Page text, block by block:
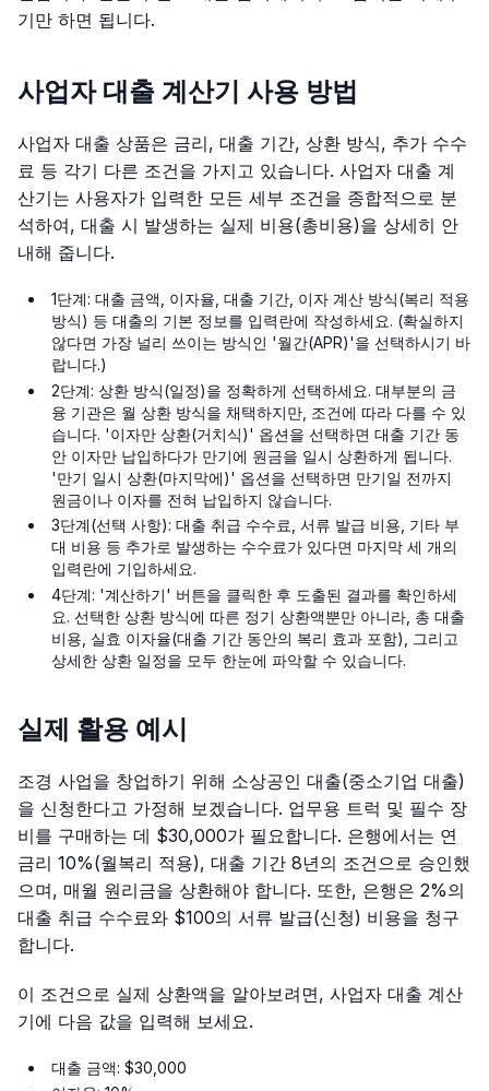
기만 하면 됩니다.
사업자 대출 계산기 사용 방법
사업자 대출 상품은 금리, 대출 기간, 상환 방식, 추가 수수
료 등 각기 다른 조건을 가지고 있습니다. 사업자 대출 계
산기는 사용자가 입력한 모든 세부 조건을 종합적으로 분
석하여, 대출 시 발생하는 실제 비용(총비용)을 상세히 안
내해 줍니다.
1단계: 대출 금액, 이자율, 대출 기간, 이자 계산 방식(복리 적용
방식) 등 대출의 기본 정보를 입력란에 작성하세요. (확실하지
않다면 가장 널리 쓰이는 방식인 '월간(APR)'을 선택하시기 바
랍니다.)
2단계: 상환 방식(일정)을 정확하게 선택하세요. 대부분의 금
융 기관은 월 상환 방식을 채택하지만, 조건에 따라 다를 수 있
습니다. '이자만 상환(거치식)' 옵션을 선택하면 대출 기간 동
안 이자만 납입하다가 만기에 원금을 일시 상환하게 됩니다.
'만기 일시 상환(마지막에)' 옵션을 선택하면 만기일 전까지
원금이나 이자를 전혀 납입하지 않습니다.
3단계(선택 사항): 대출 취급 수수료, 서류 발급 비용, 기타 부
대 비용 등 추가로 발생하는 수수료가 있다면 마지막 세 개의
입력란에 기입하세요.
4단계: '계산하기' 버튼을 클릭한 후 도출된 결과를 확인하세
요. 선택한 상환 방식에 따른 정기 상환액뿐만 아니라, 총 대출
비용, 실효 이자율(대출 기간 동안의 복리 효과 포함), 그리고
상세한 상환 일정을 모두 한눈에 파악할 수 있습니다.
실제 활용 예시
조경 사업을 창업하기 위해 소상공인 대출(중소기업 대출)
을 신청한다고 가정해 보겠습니다. 업무용 트럭 및 필수 장
비를 구매하는 데 $30,000가 필요합니다. 은행에서는 연
금리 10%(월복리 적용), 대출 기간 8년의 조건으로 승인했
으며, 매월 원리금을 상환해야 합니다. 또한, 은행은 2%의
대출 취급 수수료와 $100의 서류 발급(신청) 비용을 청구
합니다.
이 조건으로 실제 상환액을 알아보려면, 사업자 대출 계산
기에 다음 값을 입력해 보세요.
대출 금액: $30,000